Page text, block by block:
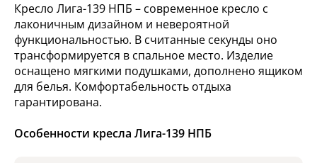
Кресло Лига-139 НПБ – современное кресло с
лаконичным дизайном и невероятной
функциональностью. В считанные секунды оно
трансформируется в спальное место. Изделие
оснащено мягкими подушками, дополнено ящиком
для белья. Комфортабельность отдыха
гарантирована.
Особенности кресла Лига-139 НПБ